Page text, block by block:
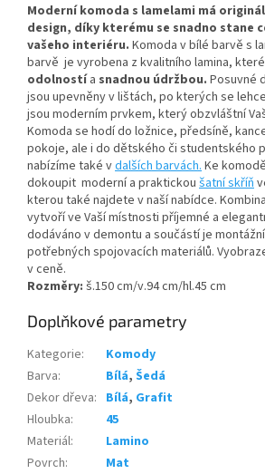
Moderní komoda s lamelami má
design, díky kterému se snadno stane
vašeho interiéru. Komoda v bílé barvě s
barvě je vyrobena z kvalitního lamina,
odolnostía snadnou údržbou. Posuvné
jsou upevněny v lištách, po kterých se
jsou moderním prvkem, který obzvláštní
Komoda se hodí do ložnice, předsíně,
pokoje, ale i do dětského či studentského
nabízíme také vdalších barvách. Ke
dokoupit moderní a praktickou šatní skříň
kterou také najdete v naší nabídce.
vytvoří ve Vaší místnosti příjemné a
dodáváno v demontu a součástí je
potřebných spojovacích materiálů.
v ceně.
Rozměry: š.150 cm/v.94 cm/hl.45 cm
Doplňkové parametry
Kategorie:
Komody
Barva: Bílá, Šedá
Dekor dřeva: Bílá, Grafit
Hloubka:
45
Materiál:
Lamino
Povrch:
Mat